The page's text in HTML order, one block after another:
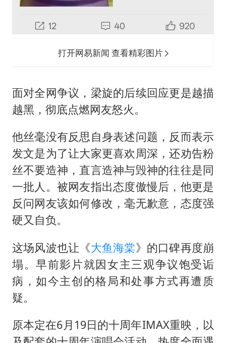
打开网易新闻 查看精彩图片
面对全网争议，梁旋的后续回应更是越描
越黑，彻底点燃网友怒火。
他丝毫没有反思自身表述问题，反而表示
发文是为了让大家更喜欢周深，还劝告粉
丝不要造神，直言造神与毁神的往往是同
一批人。被网友指出态度傲慢后，他更是
反问网友该如何修改，毫无歉意，态度强
硬又自负。
这场风波也让《大鱼海棠》的口碑再度崩
塌。早前影片就因女主三观争议饱受诟
病，如今主创的格局和处事方式再遭质
疑。
原本定在6月19日的十周年IMAX重映，以